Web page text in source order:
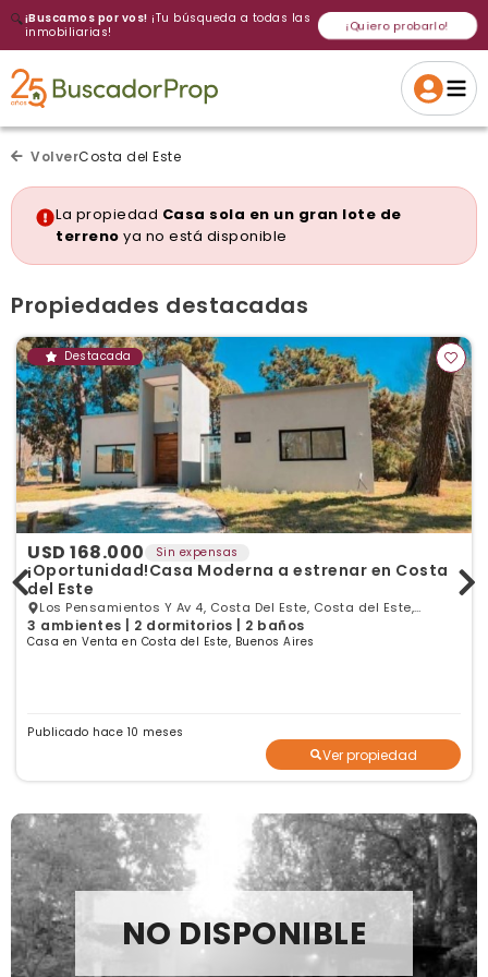
🔍¡Buscamos por vos! ¡Tu búsqueda a todas las
inmobiliarias!
¡Quiero probarlo!
Cancelar Si, eliminar
Gracias
Volver a intentar
VolverCosta del Este
La propiedad Casa sola en un gran lote de
terreno ya no está disponible
Propiedades destacadas
Destacada
USD 168.000 Sin expensas
¡Oportunidad!Casa Moderna a estrenar en Costa
del Este
Los Pensamientos Y Av 4, Costa Del Este, Costa del Este,
Buenos Aires
3 ambientes | 2 dormitorios | 2 baños
Casa en Venta en Costa del Este, Buenos Aires
Publicado hace 10 meses
Ver propiedad
NO DISPONIBLE